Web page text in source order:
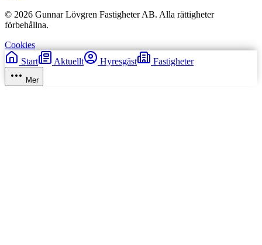
© 2026 Gunnar Lövgren Fastigheter AB. Alla rättigheter
förbehållna.
Cookies
Start
Aktuellt Hyresgäst Fastigheter
Mer